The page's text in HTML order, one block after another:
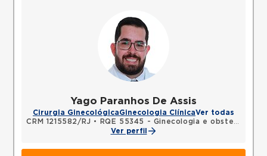
Yago Paranhos De Assis
Cirurgia GinecológicaGinecologia ClínicaVer todas
CRM 1215582/RJ •
RQE 55345 - Ginecologia e obstetrícia
Ver perfil